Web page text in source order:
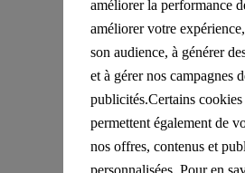
mk2
UGC
Cité du Vin
Cité des sciences et de
Aquaboulevard
Les Clubs Forest Hill
Walibi Rhône Alpes
Les Cercles de la Forme
Château du Clos Lucé
Megarama
améliorer la performance
améliorer votre
son audience, à générer
et à gérer nos campagnes
publicités.Certains cookies
permettent également de
nos offres, contenus et
personnalisées. Pour en